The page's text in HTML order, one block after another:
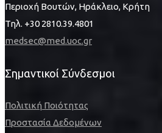
Περιοχή Βουτών, Ηράκλειο, Κρήτη
Τηλ. +30 2810.39.4801
medsec@med.uoc.gr
Σημαντικοί Σύνδεσμοι
Πολιτική Ποιότητας
Προστασία Δεδομένων